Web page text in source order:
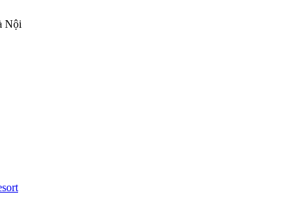
Nội